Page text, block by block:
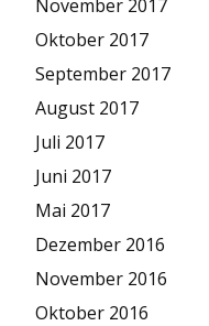
November 2017
Oktober 2017
September 2017
August 2017
Juli 2017
Juni 2017
Mai 2017
Dezember 2016
November 2016
Oktober 2016